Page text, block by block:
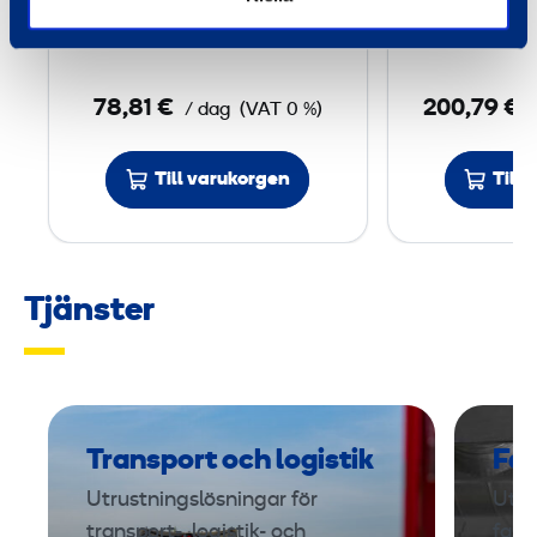
a
i
n
g
2
0
78,81 € / dag (VAT 0 %)
Till varukorgen
200,79 €
Till
Tjänster
Transport och logistik
Utrustningslösningar för